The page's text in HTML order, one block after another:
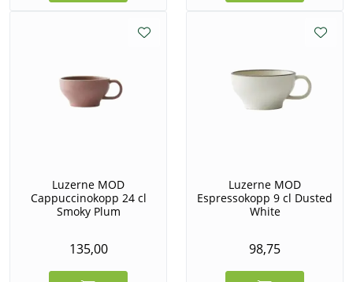
Luzerne MOD
Cappuccinokopp 24 cl
Smoky Plum
135,00
Luzerne MOD
Espressokopp 9 cl Dusted
White
98,75